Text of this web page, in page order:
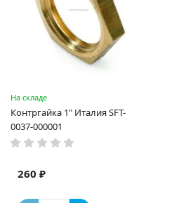
На складе
Контргайка 1" Италия SFT-
0037-000001
260 ₽